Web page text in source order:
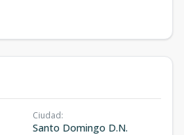
Ciudad:
Santo Domingo D.N.